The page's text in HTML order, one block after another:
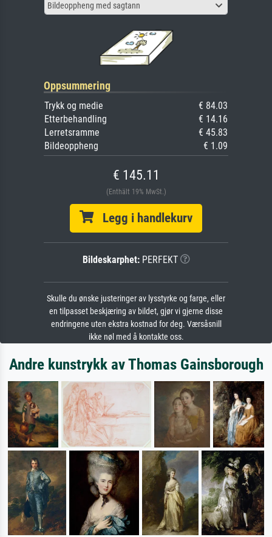
Bildeoppheng med sagtann
Oppsummering
Trykk og medie
€ 84.03
Etterbehandling
€ 14.16
Lerretsramme
€ 45.83
Bildeoppheng
€ 1.09
€ 145.11
(Enthält 19% MwSt.)
Legg i handlekurv
Bildeskarphet:PERFEKT
Skulle du ønske justeringer av lysstyrke og farge, eller
en tilpasset beskjæring av bildet, gjør vi gjerne disse
endringene uten ekstra kostnad for deg. Værsåsnill
ikke nøl med å kontakte oss.
Andre kunstrykk av Thomas Gainsborough